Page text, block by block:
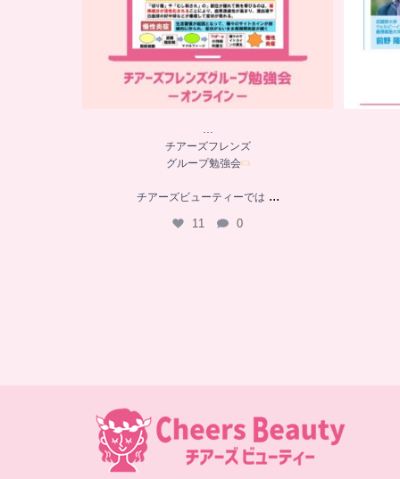
…
チアーズフレンズ
グループ勉強会
チアーズビューティーでは ...
11 0